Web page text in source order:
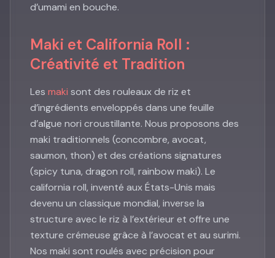
d’umami en bouche.
Maki et California Roll :
Créativité et Tradition
Les maki sont des rouleaux de riz et
d’ingrédients enveloppés dans une feuille
d’algue nori croustillante. Nous proposons des
maki traditionnels (concombre, avocat,
saumon, thon) et des créations signatures
(spicy tuna, dragon roll, rainbow maki). Le
california roll, inventé aux États-Unis mais
devenu un classique mondial, inverse la
structure avec le riz à l’extérieur et offre une
texture crémeuse grâce à l’avocat et au surimi.
Nos maki sont roulés avec précision pour